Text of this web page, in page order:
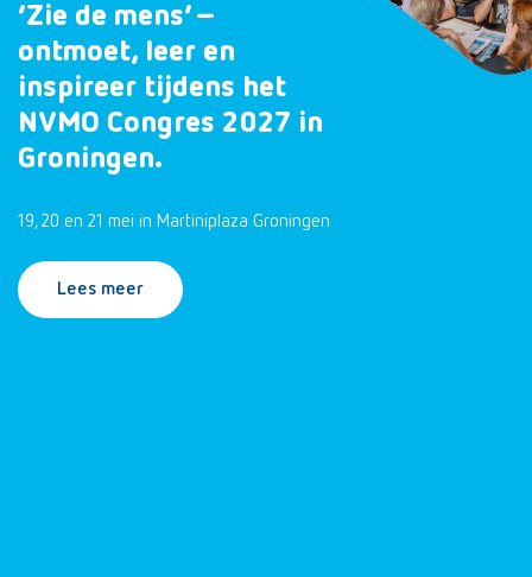
‘Zie de mens’ –
ontmoet, leer en
inspireer tijdens het
NVMO Congres 2027 in
Groningen.
19, 20 en 21 mei in Martiniplaza Groningen
Lees meer